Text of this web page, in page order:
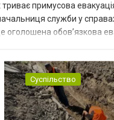
примусова
служби у
оголошена обов’язкова
Суспільство